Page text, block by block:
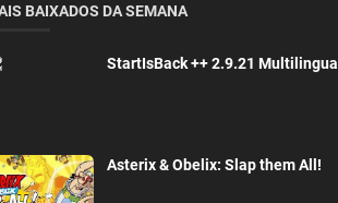
BAIXADOS DA SEMANA
StartIsBack ++ 2.9.21 Multilingual
Asterix & Obelix: Slap them All!